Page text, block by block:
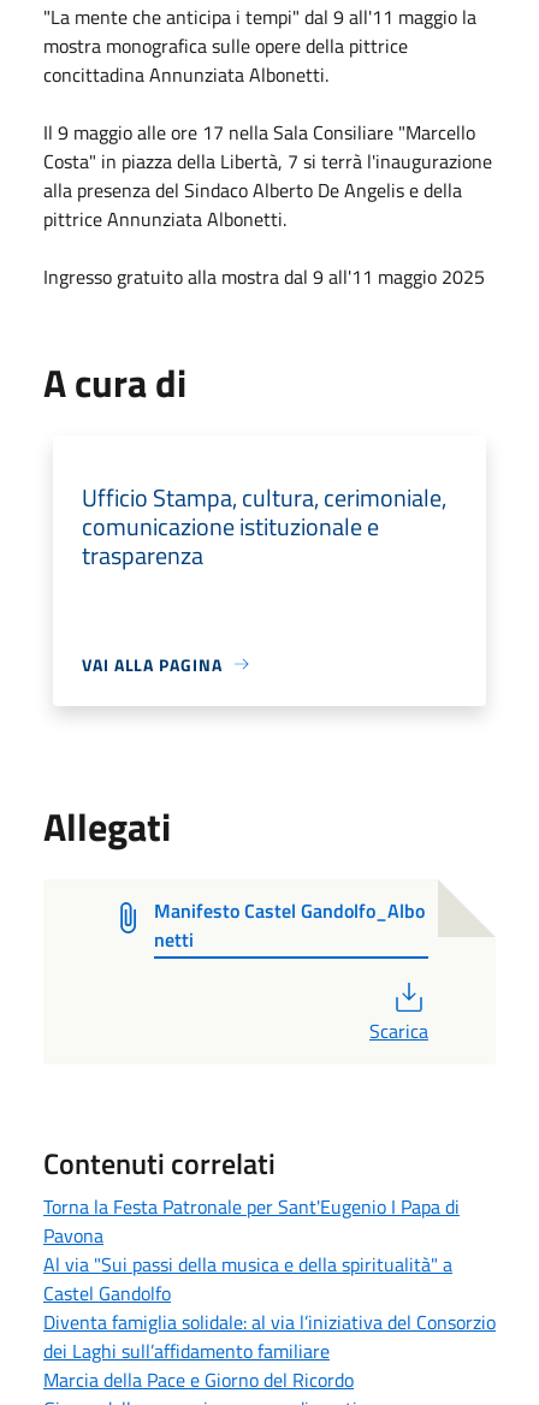
"La mente che anticipa i tempi" dal 9 all'11 maggio la
mostra monografica sulle opere della pittrice
concittadina Annunziata Albonetti.
Il 9 maggio alle ore 17 nella Sala Consiliare "Marcello
Costa" in piazza della Libertà, 7 si terrà l'inaugurazione
alla presenza del Sindaco Alberto De Angelis e della
pittrice Annunziata Albonetti.
Ingresso gratuito alla mostra dal 9 all'11 maggio 2025
A cura di
Ufficio Stampa, cultura, cerimoniale,
comunicazione istituzionale e
trasparenza
VAI ALLA PAGINA
Allegati
Manifesto Castel Gandolfo_Albo
netti
Scarica
Contenuti correlati
Torna la Festa Patronale per Sant'Eugenio I Papa di
Pavona
Al via "Sui passi della musica e della spiritualità" a
Castel Gandolfo
Diventa famiglia solidale: al via l’iniziativa del Consorzio
dei Laghi sull’affidamento familiare
Marcia della Pace e Giorno del Ricordo